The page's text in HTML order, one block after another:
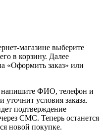
магазине выберите
в корзину. Далее
«Оформить заказ» или
напишите ФИО, телефон и
условия заказа.
подтверждение
СМС. Теперь останется
новой покупке.